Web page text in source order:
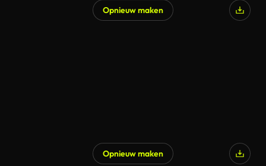
Opnieuw maken
Opnieuw maken